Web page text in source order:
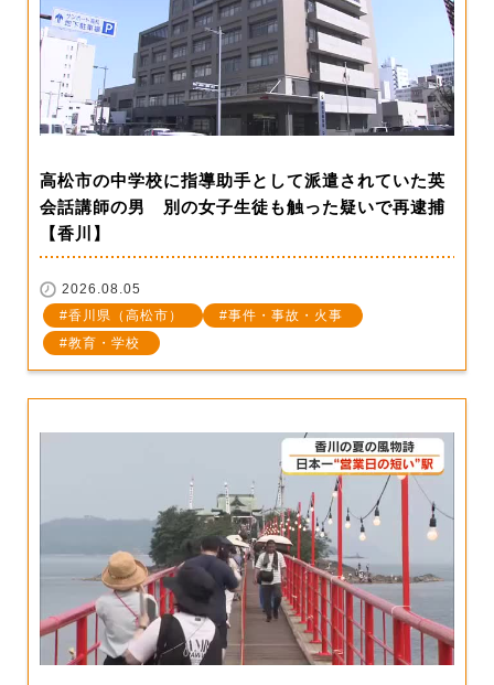
高松市の中学校に指導助手として派遣されていた英
会話講師の男 別の女子生徒も触った疑いで再逮捕
【香川】
2026.08.05
香川県（高松市）
事件・事故・火事
教育・学校